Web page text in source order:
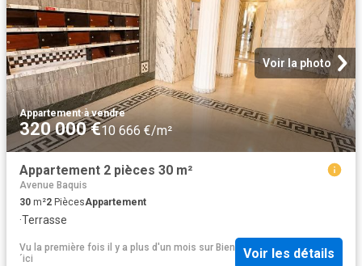
Voir la photo
Appartement·à vendre
320 000 €10 666 €/m²
Appartement 2 pièces 30 m²
Avenue Baquis
30 m²2 PiècesAppartement
·Terrasse
Vu la première fois il y a plus d'un mois sur Bien
´ici
Voir les détails